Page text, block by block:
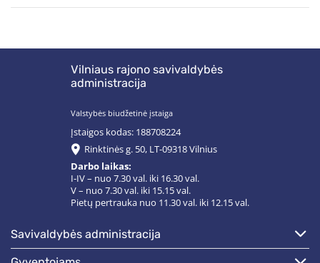
Vilniaus rajono savivaldybės
administracija
Valstybės biudžetinė įstaiga
Įstaigos kodas: 188708224
Rinktinės g. 50, LT-09318 Vilnius
Darbo laikas:
I-IV – nuo 7.30 val. iki 16.30 val.
V – nuo 7.30 val. iki 15.15 val.
Pietų pertrauka nuo 11.30 val. iki 12.15 val.
savivaldybės administracija